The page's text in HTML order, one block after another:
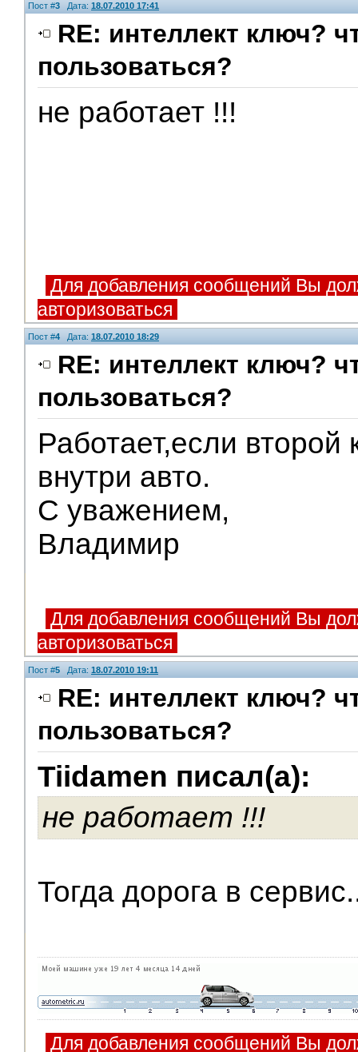
Пост #3 Дата: 18.07.2010 17:41
RE: интеллект ключ?
пользоваться?
не работает !!!
Для добавления сообщений Вы
авторизоваться
Пост #4Дата: 18.07.2010 18:29
RE: интеллект ключ?
пользоваться?
Работает,если второй
внутри авто.
С уважением,
Владимир
Для добавления сообщений Вы
авторизоваться
Пост #5 Дата: 18.07.2010 19:11
RE: интеллект ключ?
пользоваться?
Tiidamen писал(а):
не работает !!!
Тогда дорога в
Для добавления сообщений Вы